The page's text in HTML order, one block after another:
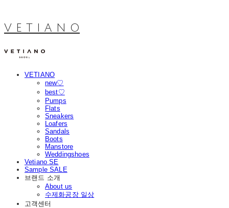
V E T I A N O
VETIANO
new♡
best♡
Pumps
Flats
Sneakers
Loafers
Sandals
Boots
Manstore
Weddingshoes
Vetiano SE
Sample SALE
브랜드 소개
About us
수제화공장 일상
고객센터